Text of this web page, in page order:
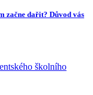
začne dařit? Důvod vás